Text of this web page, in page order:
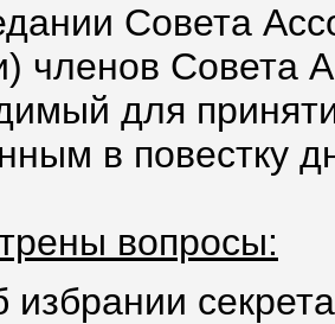
Совета
членов Совета
для
в повестку
вопросы:
избрании